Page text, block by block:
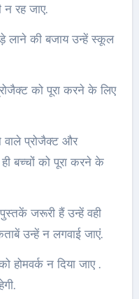
रह जाए.
लाने की बजाय उन्हें स्कूल
को पूरा करने के लिए
प्रोजैक्ट और
बच्चों को पूरा करने के
जरूरी हैं उन्हें वही
उन्हें न लगवाई जाएं.
न दिया जाए .